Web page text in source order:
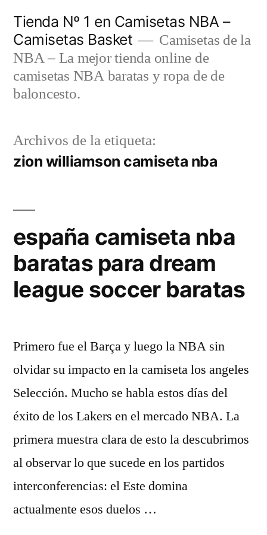
contenido
Tienda Nº 1 en Camisetas NBA –
Camisetas Basket
Camisetas de la
NBA – La mejor tienda online de
camisetas NBA baratas y ropa de de
baloncesto.
Archivos de la etiqueta:
zion williamson camiseta nba
españa camiseta nba
baratas para dream
league soccer baratas
Primero fue el Barça y luego la NBA sin
olvidar su impacto en la camiseta los angeles
Selección. Mucho se habla estos días del
éxito de los Lakers en el mercado NBA. La
primera muestra clara de esto la descubrimos
al observar lo que sucede en los partidos
interconferencias: el Este domina
actualmente esos duelos …